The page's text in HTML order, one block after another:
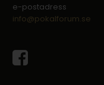
e-postadress
info@pokalforum.se